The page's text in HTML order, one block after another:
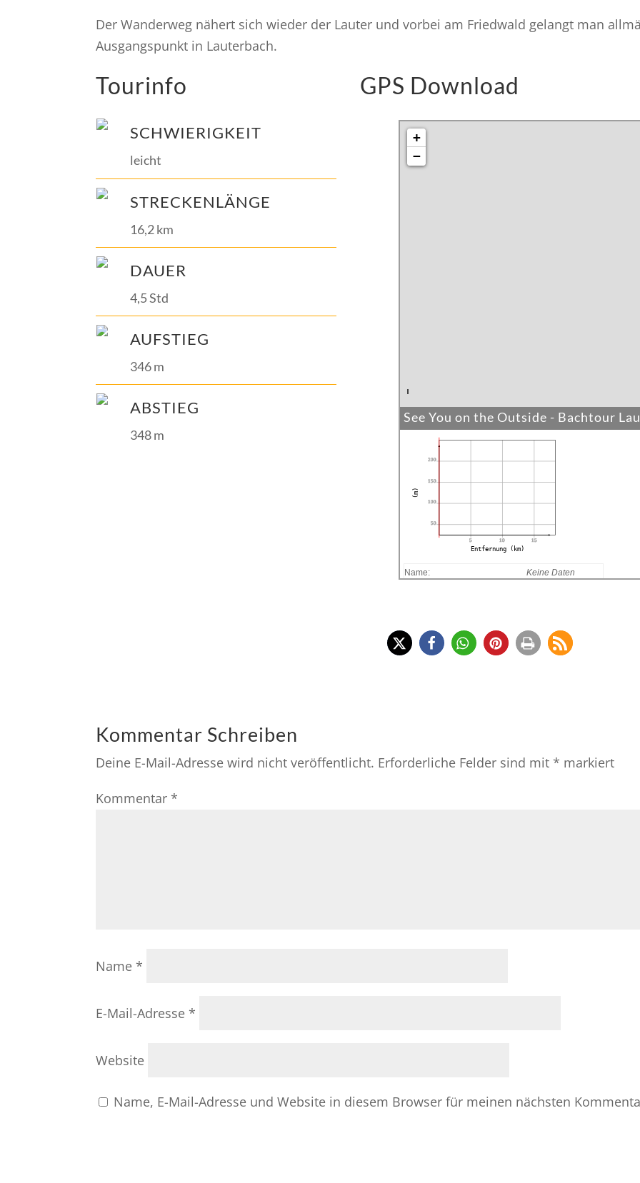
Der Wanderweg nähert sich wieder der Lauter und vorbei am Friedwald gelangt man
Ausgangspunkt in Lauterbach.
Tourinfo
SCHWIERIGKEIT
leicht
STRECKENLÄNGE
16,2 km
DAUER
4,5 Std
AUFSTIEG
346 m
ABSTIEG
348 m
GPS Download
+
−
See You on the Outside - Bachtour
50
100
150
200
5 10 15
Entfernung (km)
(m)
Name:
Keine Daten
Höhengewinn:
Keine Daten
Kommentar Schreiben
Deine E-Mail-Adresse wird nicht veröffentlicht. Erforderliche Felder sind mit * markiert
Kommentar *
Name *
E-Mail-Adresse *
Website
Name, E-Mail-Adresse und Website in diesem Browser für meinen nächsten